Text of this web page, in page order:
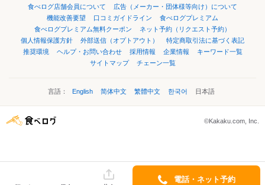
食べログ店舗会員について
広告（メーカー・団体様等向け）について
機能改善要望
口コミガイドライン
食べログプレミアム
食べログプレミアム無料クーポン
ネット予約（リクエスト予約）
個人情報保護方針
外部送信（オプトアウト）
特定商取引法に基づく表記
推奨環境
ヘルプ・お問い合わせ 採用情報 企業情報
キーワード一覧
サイトマップ
チェーン一覧
言語： English 简体中文 繁體中文 한국어 日本語
©Kakaku.com, Inc.
電話・ネット予約